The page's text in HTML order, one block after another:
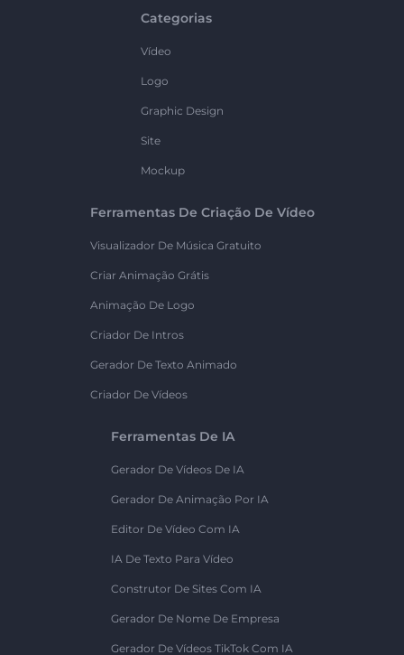
Categorias
Vídeo
Logo
Graphic Design
Site
Mockup
Ferramentas De Criação De Vídeo
Visualizador De Música Gratuito
Criar Animação Grátis
Animação De Logo
Criador De Intros
Gerador De Texto Animado
Criador De Vídeos
Ferramentas De IA
Gerador De Vídeos De IA
Gerador De Animação Por IA
Editor De Vídeo Com IA
IA De Texto Para Vídeo
Construtor De Sites Com IA
Gerador De Nome De Empresa
Gerador De Vídeos TikTok Com IA